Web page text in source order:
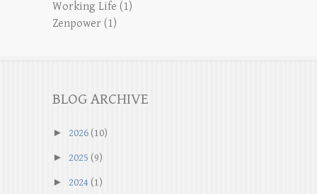
Working Life (1)
Zenpower (1)
BLOG ARCHIVE
► 2026 (10)
► 2025 (9)
► 2024 (1)